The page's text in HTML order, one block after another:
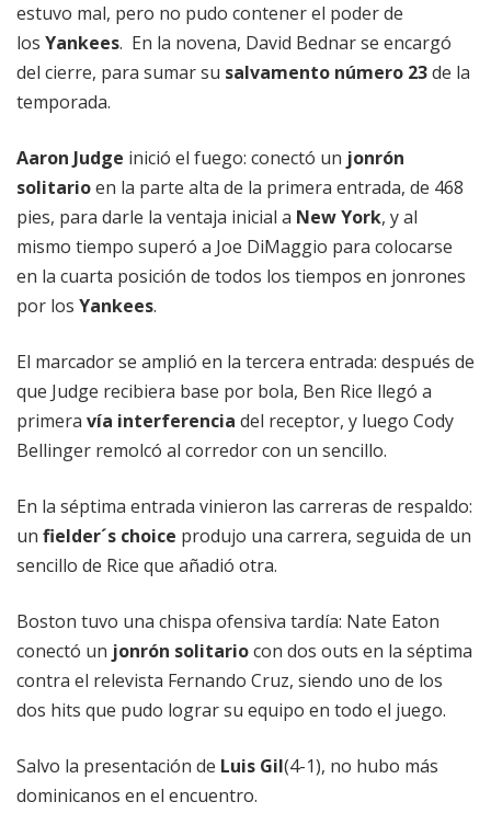
estuvo mal, pero no pudo contener el poder de
los Yankees. En la novena, David Bednar se encargó
del cierre, para sumar su salvamento número 23de la
temporada.
Aaron Judge inició el fuego: conectó un jonrón
solitarioen la parte alta de la primera entrada, de 468
pies, para darle la ventaja inicial a New York, y al
mismo tiempo superó a Joe DiMaggio para colocarse
en la cuarta posición de todos los tiempos en jonrones
por los Yankees.
El marcador se amplió en la tercera entrada: después de
que Judge recibiera base por bola, Ben Rice llegó a
primera vía interferencia del receptor, y luego Cody
Bellinger remolcó al corredor con un sencillo.
En la séptima entrada vinieron las carreras de respaldo:
un fielder´s choice produjo una carrera, seguida de un
sencillo de Rice que añadió otra.
Boston tuvo una chispa ofensiva tardía: Nate Eaton
conectó un jonrón solitariocon dos outs en la séptima
contra el relevista Fernando Cruz, siendo uno de los
dos hits que pudo lograr su equipo en todo el juego.
Salvo la presentación de Luis Gil(4-1), no hubo más
dominicanos en el encuentro.